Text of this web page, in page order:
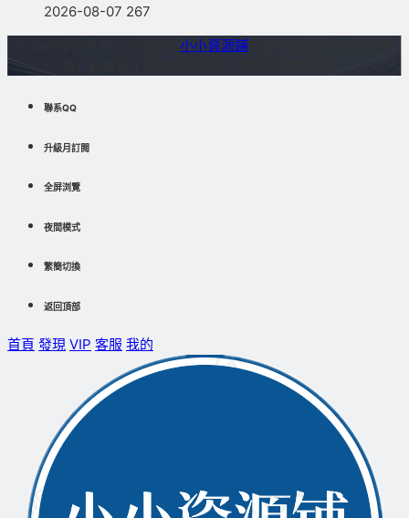
2026-08-07 267
小小資源鋪
聯系QQ
升級月訂閱
全屏浏覽
夜間模式
繁簡切換
返回頂部
首頁 發現 VIP 客服 我的